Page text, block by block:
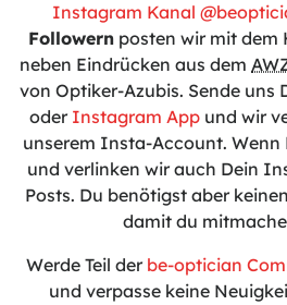
Instagram Kanal
Followernposten wir mit dem
neben Eindrücken aus dem
von Optiker-Azubis. Sende uns
oder Instagram Appund wir
unserem Insta-Account. Wenn
und verlinken wir auch Dein
Posts. Du benötigst aber
damit du
Werde Teil der be-optician
und verpasse keine